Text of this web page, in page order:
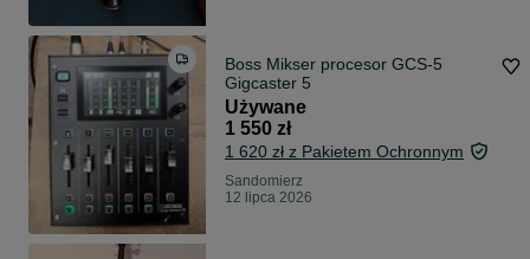
Boss Mikser procesor GCS-5
Gigcaster 5
Używane
1 550 zł
1 620 zł z Pakietem Ochronnym
Sandomierz
12 lipca 2026